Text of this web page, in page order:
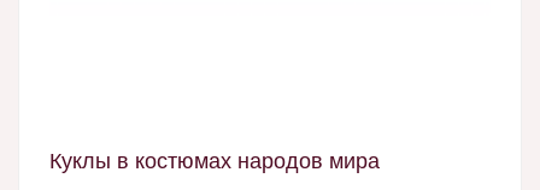
Куклы в костюмах народов мира